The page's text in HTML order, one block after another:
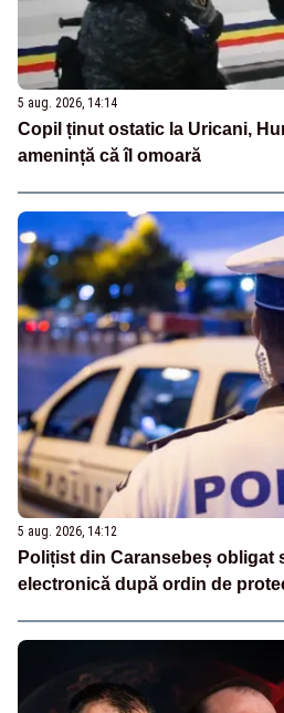
5 aug. 2026, 14:14
Copil ținut ostatic la Uricani,
amenință că îl omoară
5 aug. 2026, 14:12
Polițist din Caransebeș obligat
electronică după ordin de